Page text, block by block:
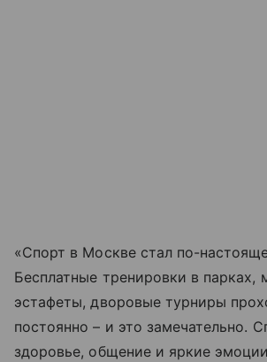
«Спорт в Москве стал по-
Бесплатные тренировки в парках,
эстафеты, дворовые турниры
постоянно – и это замечательно.
здоровье, общение и яркие